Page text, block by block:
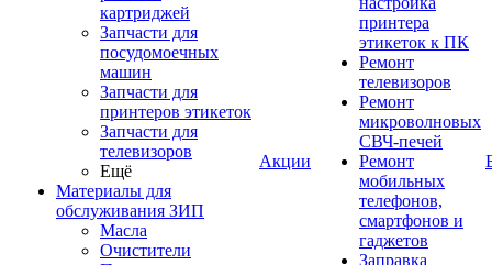
картриджей
Запчасти для
посудомоечных
машин
Запчасти для
принтеров этикеток
Запчасти для
телевизоров
Ещё
Материалы для
обслуживания ЗИП
Масла
Очистители
Акции
принтера
этикеток к ПК
Ремонт
телевизоров
Ремонт
микроволновых
СВЧ-печей
Ремонт
мобильных
телефонов,
смартфонов и
гаджетов
Заправка